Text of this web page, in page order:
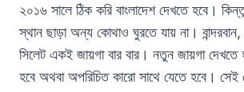
২০১৬ সালে ঠিক করি বাংলাদেশ দেখতে হবে।
স্থান ছাড়া অন্য কোথাও ঘুরতে যায় না। বান্দরবান,
সিলেট একই জায়গা বার বার। নতুন জায়গা
হবে অথবা অপরিচিত কারো সাথে যেতে হবে।